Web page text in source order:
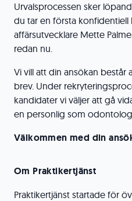
Urvalsprocessen sker
du tar en första
affärsutvecklare Mette
redan nu.
Vi vill att din ansökan
brev. Under
kandidater vi väljer att gå
en personlig som
Välkommen med din
Om Praktikertjänst
Praktikertjänst startade för